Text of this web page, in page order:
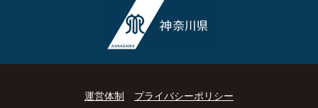
運営体制 プライバシーポリシー